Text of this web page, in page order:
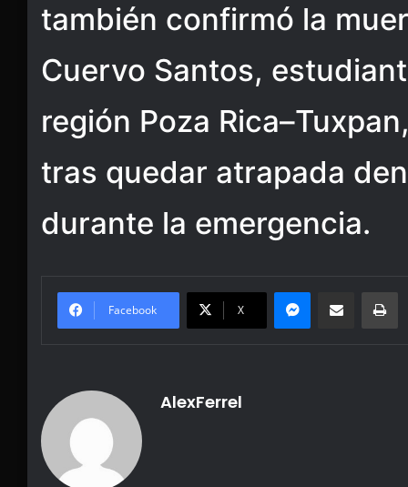
también confirmó la
Cuervo Santos,
región Poza
tras quedar atrapada
durante la emergencia.
Facebook X
Messenger
Share via Email
AlexFerrel